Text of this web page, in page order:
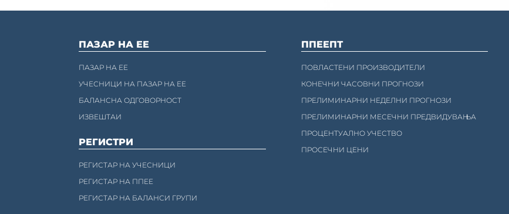
ПАЗАР НА ЕЕ
ПАЗАР НА ЕЕ
УЧЕСНИЦИ НА ПАЗАР НА ЕЕ
БАЛАНСНА ОДГОВОРНОСТ
ИЗВЕШТАИ
РЕГИСТРИ
РЕГИСТАР НА УЧЕСНИЦИ
РЕГИСТАР НА ППЕЕ
РЕГИСТАР НА БАЛАНСИ ГРУПИ
ППЕЕПТ
ПОВЛАСТЕНИ ПРОИЗВОДИТЕЛИ
КОНЕЧНИ ЧАСОВНИ ПРОГНОЗИ
ПРЕЛИМИНАРНИ НЕДЕЛНИ ПРОГНОЗИ
ПРЕЛИМИНАРНИ МЕСЕЧНИ ПРЕДВИДУВАЊА
ПРОЦЕНТУАЛНО УЧЕСТВО
ПРОСЕЧНИ ЦЕНИ